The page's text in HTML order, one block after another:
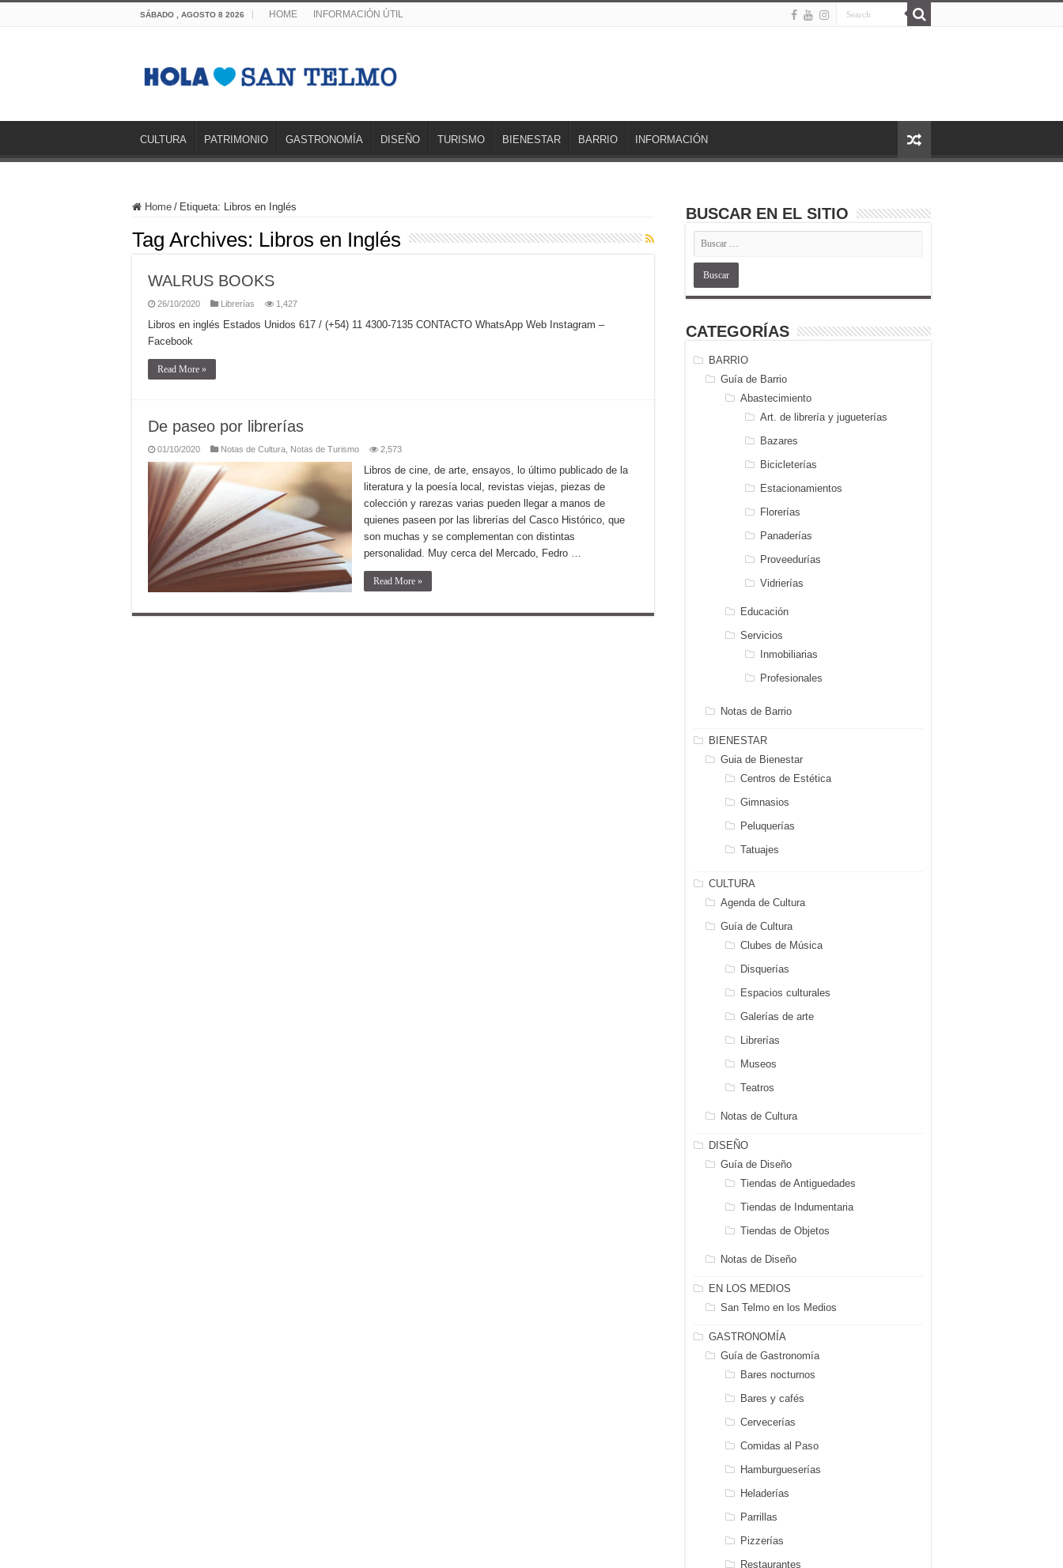
SÁBADO , AGOSTO 8 2026 HOME INFORMACIÓN ÚTIL
CULTURA PATRIMONIO GASTRONOMÍA DISEÑO TURISMO BIENESTAR BARRIO INFORMACIÓN
Home / Etiqueta: Libros en Inglés
Tag Archives: Libros en Inglés
WALRUS BOOKS
26/10/2020 Librerías 1,427
Libros en inglés Estados Unidos 617 / (+54) 11 4300-7135 CONTACTO WhatsApp Web Instagram –
Facebook
Read More »
De paseo por librerías
01/10/2020 Notas de Cultura Notas de Turismo 2,573
Libros de cine, de arte, ensayos, lo último publicado de la
literatura y la poesía local, revistas viejas, piezas de
colección y rarezas varias pueden llegar a manos de
quienes paseen por las librerías del Casco Histórico, que
son muchas y se complementan con distintas
personalidad. Muy cerca del Mercado, Fedro …
Read More »
BUSCAR EN EL SITIO
CATEGORÍAS
BARRIO
Guía de Barrio
Abastecimiento
Art. de librería y jugueterías
Bazares
Bicicleterías
Estacionamientos
Florerías
Panaderías
Proveedurías
Vidrierías
Educación
Servicios
Inmobiliarias
Profesionales
Notas de Barrio
BIENESTAR
Guia de Bienestar
Centros de Estética
Gimnasios
Peluquerías
Tatuajes
CULTURA
Agenda de Cultura
Guía de Cultura
Clubes de Música
Disquerías
Espacios culturales
Galerías de arte
Librerías
Museos
Teatros
Notas de Cultura
DISEÑO
Guía de Diseño
Tiendas de Antiguedades
Tiendas de Indumentaria
Tiendas de Objetos
Notas de Diseño
EN LOS MEDIOS
San Telmo en los Medios
GASTRONOMÍA
Guía de Gastronomía
Bares nocturnos
Bares y cafés
Cervecerías
Comidas al Paso
Hamburgueserías
Heladerías
Parrillas
Pizzerías
Restaurantes